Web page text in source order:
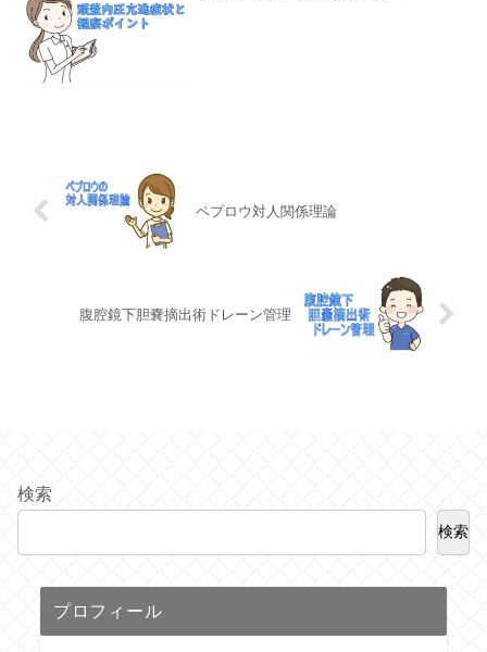
ペプロウ対人関係理論
腹腔鏡下胆嚢摘出術ドレーン管理
検索
検索
プロフィール